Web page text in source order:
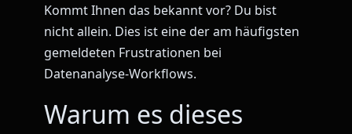
Kommt Ihnen das bekannt vor? Du bist
nicht allein. Dies ist eine der am häufigsten
gemeldeten Frustrationen bei
Datenanalyse-Workflows.
Warum es dieses